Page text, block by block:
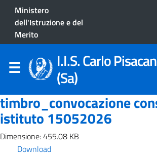
Ministero
dell'Istruzione e del
Merito
I.I.S. Carlo
(Sa)
timbro_convocazione
istituto 15052026
Dimensione: 455.08 KB
Download